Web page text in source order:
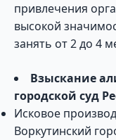
привлечения
высокой
занять от 2 до 4
Взыскание
городской суд
Исковое
Воркутинский